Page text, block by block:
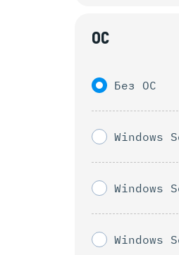
ОС
Без ОС
Windows
Windows
Windows